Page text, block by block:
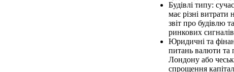
Будівлі типу:
має різні витрати
звіт про будівлю
ринкових
Юридичні та
питань валюти та
Лондону або
спрощення